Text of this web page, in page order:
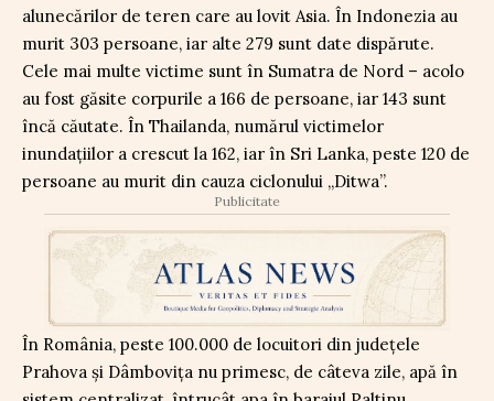
alunecărilor de teren care au lovit Asia. În Indonezia au
murit 303 persoane, iar alte 279 sunt date dispărute.
Cele mai multe victime sunt în Sumatra de Nord – acolo
au fost găsite corpurile a 166 de persoane, iar 143 sunt
încă căutate. În Thailanda, numărul victimelor
inundațiilor a crescut la 162, iar în Sri Lanka, peste 120 de
persoane au murit din cauza ciclonului „Ditwa”.
Publicitate
În România, peste 100.000 de locuitori din județele
Prahova și Dâmbovița nu primesc, de câteva zile, apă în